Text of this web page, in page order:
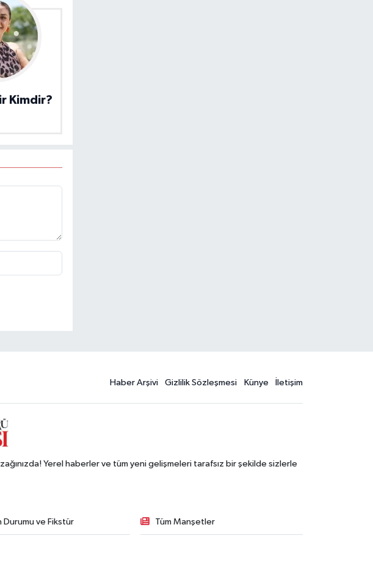
Kimdir?
Haber Arşivi Gizlilik Sözleşmesi Künye İletişim
Yerel haberler ve tüm yeni gelişmeleri tarafsız bir şekilde sizlerle
Durumu ve Fikstür Tüm Manşetler